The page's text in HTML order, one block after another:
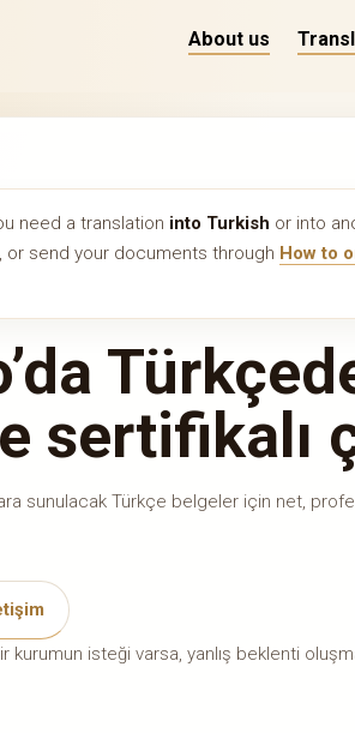
About us
need a translation into Turkish or into
, or send your documents through How to
sertifikalı
sunulacak Türkçe belgeler için net,
isteği varsa, yanlış beklenti